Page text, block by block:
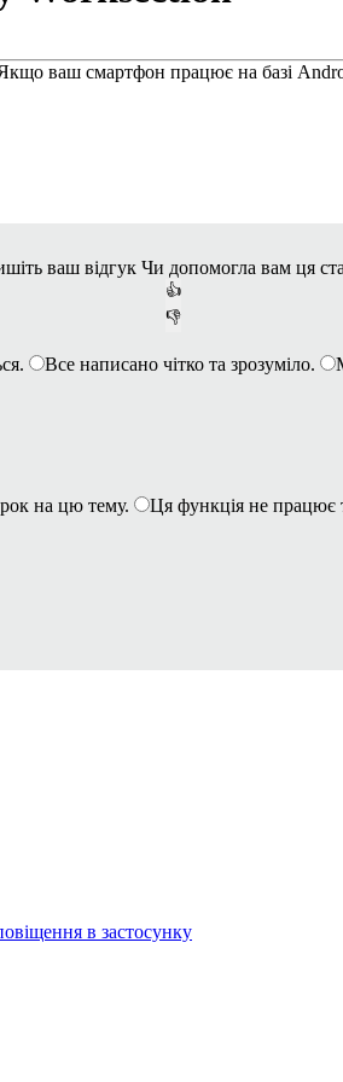
ваш смартфон працює на базі
ваш відгук Чи допомогла вам ця
👍
👎
Все написано чітко та зрозуміло.
на цю тему. Ця функція не працює
в застосунку